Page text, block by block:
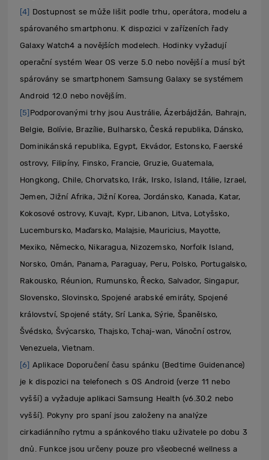
[4] Dostupnost se může lišit podle trhu, operátora, modelu a
spárovaného smartphonu. K dispozici v zařízeních řady
Galaxy Watch4 a novějších modelech. Hodinky vyžadují
operační systém Wear OS verze 5.0 nebo novější a musí být
spárovány se smartphonem Samsung Galaxy se systémem
Android 12.0 nebo novějším.
[5]Podporovanými trhy jsou Austrálie, Ázerbájdžán, Bahrajn,
Belgie, Bolívie, Brazílie, Bulharsko, Česká republika, Dánsko,
Dominikánská republika, Egypt, Ekvádor, Estonsko, Faerské
ostrovy, Filipíny, Finsko, Francie, Gruzie, Guatemala,
Hongkong, Chile, Chorvatsko, Irák, Irsko, Island, Itálie, Izrael,
Jemen, Jižní Afrika, Jižní Korea, Jordánsko, Kanada, Katar,
Kokosové ostrovy, Kuvajt, Kypr, Libanon, Litva, Lotyšsko,
Lucembursko, Maďarsko, Malajsie, Mauricius, Mayotte,
Mexiko, Německo, Nikaragua, Nizozemsko, Norfolk Island,
Norsko, Omán, Panama, Paraguay, Peru, Polsko, Portugalsko,
Rakousko, Réunion, Rumunsko, Řecko, Salvador, Singapur,
Slovensko, Slovinsko, Spojené arabské emiráty, Spojené
království, Spojené státy, Srí Lanka, Sýrie, Španělsko,
Švédsko, Švýcarsko, Thajsko, Tchaj-wan, Vánoční ostrov,
Venezuela, Vietnam.
[6] Aplikace Doporučení času spánku (Bedtime Guidenance)
je k dispozici na telefonech s OS Android (verze 11 nebo
vyšší) a vyžaduje aplikaci Samsung Health (v6.30.2 nebo
vyšší). Pokyny pro spaní jsou založeny na analýze
cirkadiánního rytmu a spánkového tlaku uživatele po dobu 3
dnů. Funkce jsou určeny pouze pro všeobecné wellness a